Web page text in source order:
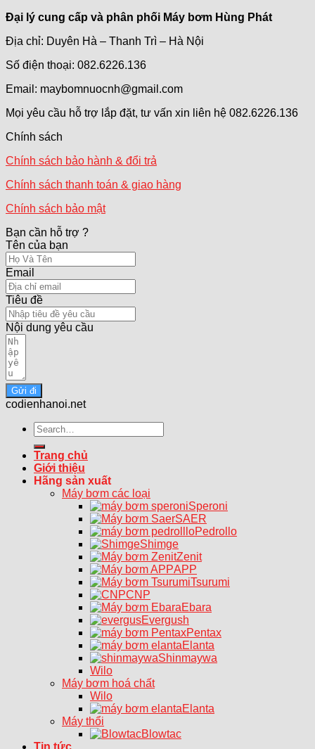
Đại lý cung cấp và phân phối Máy bơm Hùng Phát
Địa chỉ: Duyên Hà – Thanh Trì – Hà Nội
Số điện thoại: 082.6226.136
Email: maybomnuocnh@gmail.com
Mọi yêu cầu hỗ trợ lắp đặt, tư vấn xin liên hệ 082.6226.136
Chính sách
Chính sách bảo hành & đổi trả
Chính sách thanh toán & giao hàng
Chính sách bảo mật
Bạn cần hỗ trợ ?
Tên của bạn
Email
Tiêu đề
Nội dung yêu cầu
Gửi đi
codienhanoi.net
Search
for:
Trang chủ
Giới thiệu
Hãng sản xuất
Máy bơm các loại
Speroni
SAER
Pedrollo
Shimge
Zenit
APP
Tsurumi
CNP
Ebara
Evergush
Pentax
Elanta
Shinmaywa
Wilo
Máy bơm hoá chất
Wilo
Elanta
Máy thổi
Blowtac
Tin tức